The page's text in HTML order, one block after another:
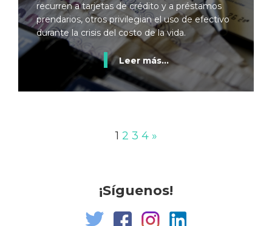
recurren a tarjetas de crédito y a préstamos
prendarios, otros privilegian el uso de efectivo
durante la crisis del costo de la vida.
Leer más...
1 2 3 4 »
¡Síguenos!